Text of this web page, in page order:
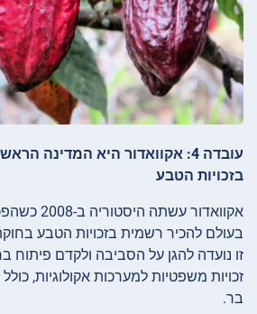
עובדה 4: אקוואדור היא המדינה
בזכויות הטבע
אקוואדור
בעולם להכיר רשמית בזכויות הטבע
זו נועדה להגן על הסביבה ולקדם פיתוח
זכויות משפטיות למערכות אקולוגיות,
בר.